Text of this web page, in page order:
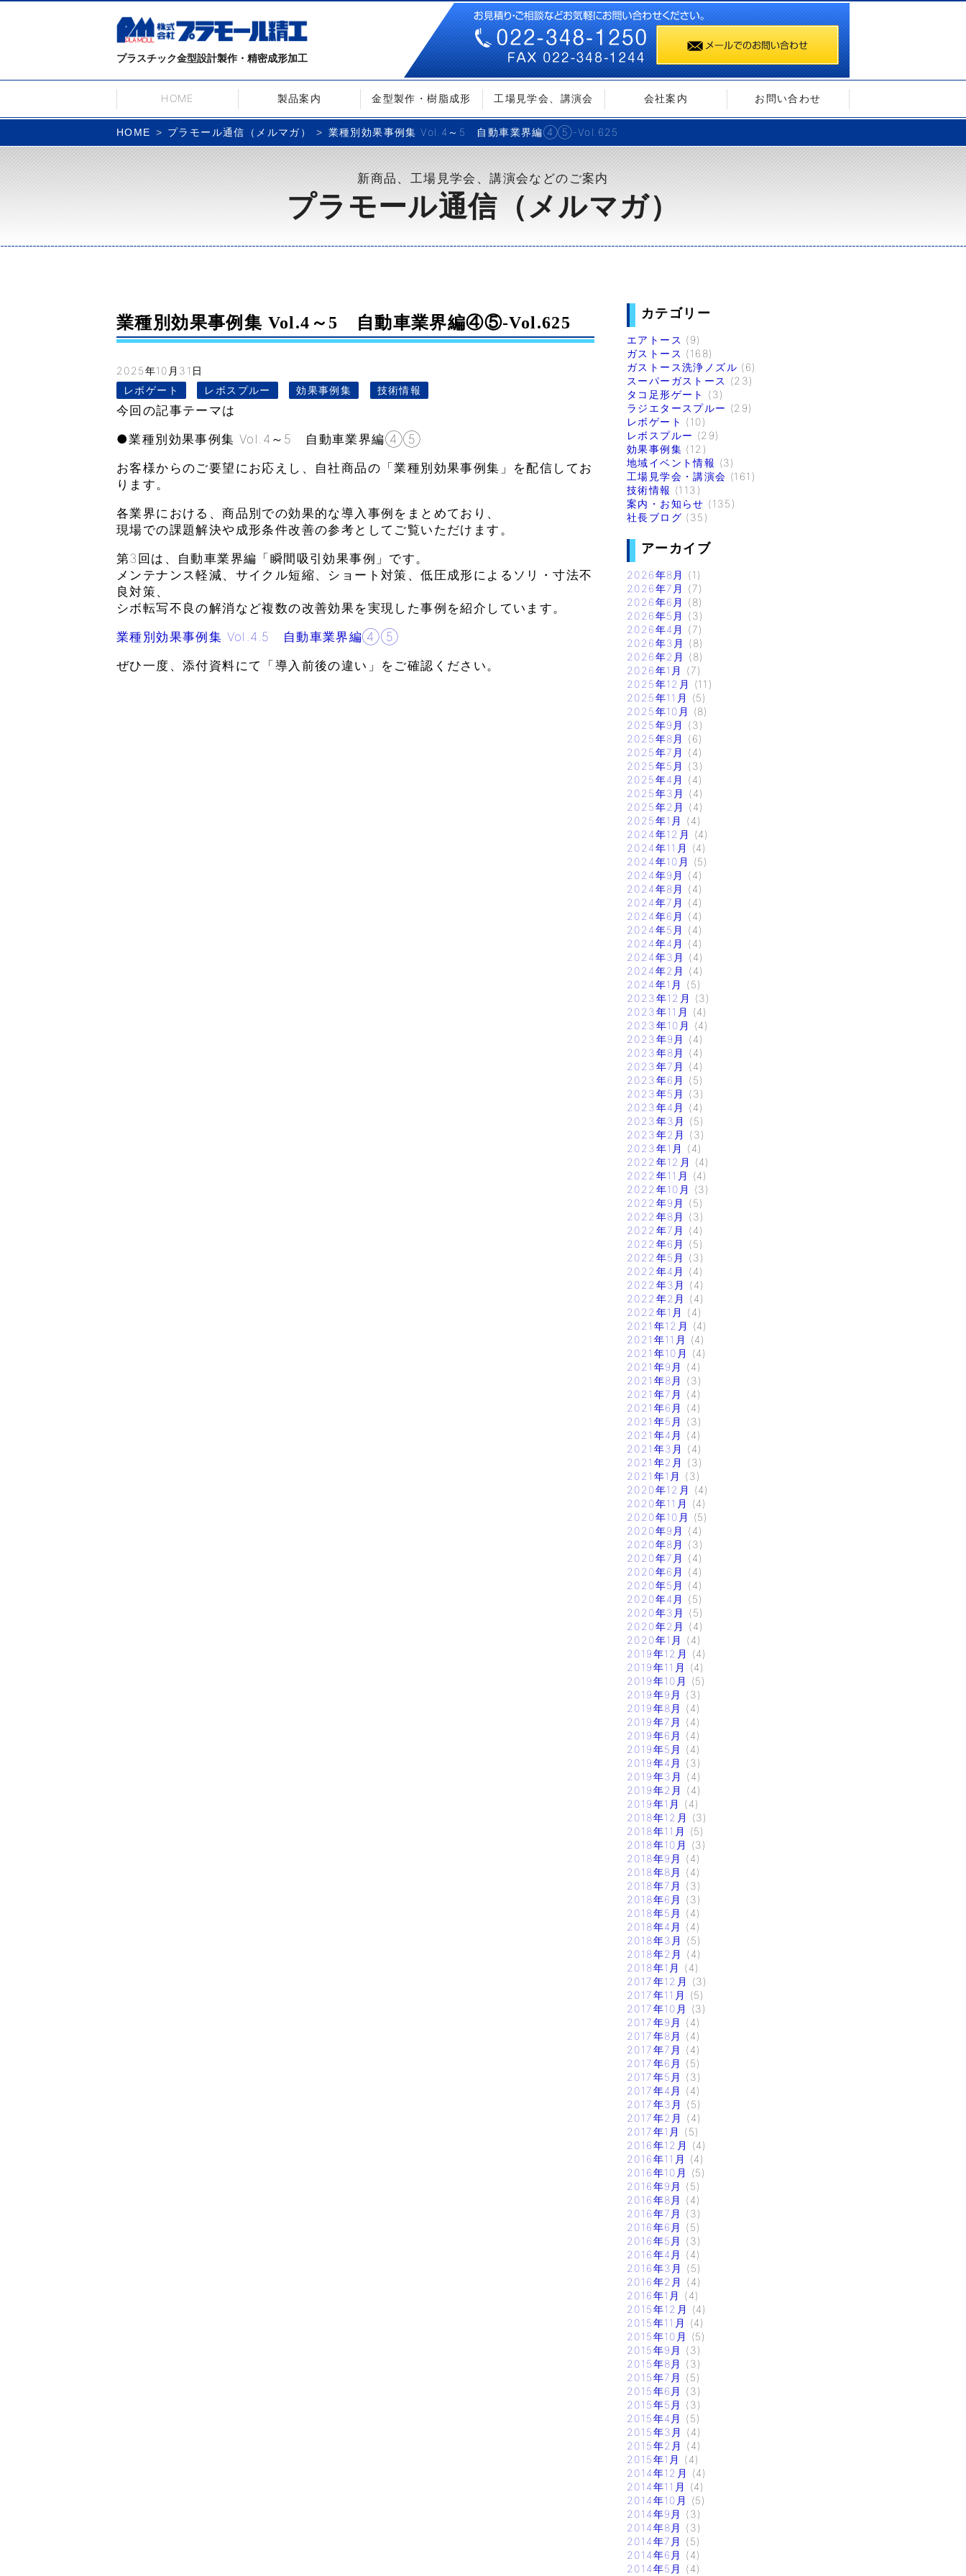
プラスチック金型設計製作・精密成形加工
HOME 製品案内 金型製作・樹脂成形 工場見学会、講演会 会社案内 お問い合わせ
HOME プラモール通信（メルマガ） 業種別効果事例集 Vol.4～5 自動車業界編④⑤-Vol.625
新商品、工場見学会、講演会などのご案内
プラモール通信（メルマガ）
業種別効果事例集 Vol.4～5 自動車業界編④⑤-Vol.625
2025年10月31日
レボゲート
レボスプルー 効果事例集 技術情報
今回の記事テーマは
●業種別効果事例集 Vol.4～5 自動車業界編④⑤
お客様からのご要望にお応えし、自社商品の「業種別効果事例集」を配信してお
ります。
各業界における、商品別での効果的な導入事例をまとめており、
現場での課題解決や成形条件改善の参考としてご覧いただけます。
第3回は、自動車業界編「瞬間吸引効果事例」です。
メンテナンス軽減、サイクル短縮、ショート対策、低圧成形によるソリ・寸法不
良対策、
シボ転写不良の解消など複数の改善効果を実現した事例を紹介しています。
業種別効果事例集 Vol.4.5 自動車業界編④⑤
ぜひ一度、添付資料にて「導入前後の違い」をご確認ください。
カテゴリー
エアトース (9)
ガストース (168)
ガストース洗浄ノズル (6)
スーパーガストース (23)
タコ足形ゲート
(3)
ラジエタースプルー (29)
レボゲート (10)
レボスプルー (29)
効果事例集 (12)
地域イベント情報 (3)
工場見学会・講演会 (161)
技術情報 (113)
案内・お知らせ (135)
社長ブログ (35)
アーカイブ
2026年8月
(1)
2026年7月
(7)
2026年6月
(8)
2026年5月
(3)
2026年4月
(7)
2026年3月
(8)
2026年2月
(8)
2026年1月
(7)
2025年12月
(11)
2025年11月
(5)
2025年10月
(8)
2025年9月
(3)
2025年8月
(6)
2025年7月
(4)
2025年5月
(3)
2025年4月
(4)
2025年3月
(4)
2025年2月
(4)
2025年1月
(4)
2024年12月
(4)
2024年11月
(4)
2024年10月
(5)
2024年9月
(4)
2024年8月
(4)
2024年7月
(4)
2024年6月
(4)
2024年5月
(4)
2024年4月
(4)
2024年3月
(4)
2024年2月
(4)
2024年1月
(5)
2023年12月
(3)
2023年11月
(4)
2023年10月
(4)
2023年9月
(4)
2023年8月
(4)
2023年7月
(4)
2023年6月
(5)
2023年5月
(3)
2023年4月
(4)
2023年3月
(5)
2023年2月
(3)
2023年1月
(4)
2022年12月
(4)
2022年11月
(4)
2022年10月
(3)
2022年9月
(5)
2022年8月
(3)
2022年7月
(4)
2022年6月
(5)
2022年5月
(3)
2022年4月
(4)
2022年3月
(4)
2022年2月
(4)
2022年1月
(4)
2021年12月
(4)
2021年11月
(4)
2021年10月
(4)
2021年9月
(4)
2021年8月
(3)
2021年7月
(4)
2021年6月
(4)
2021年5月
(3)
2021年4月
(4)
2021年3月
(4)
2021年2月
(3)
2021年1月
(3)
2020年12月
(4)
2020年11月
(4)
2020年10月
(5)
2020年9月
(4)
2020年8月
(3)
2020年7月
(4)
2020年6月
(4)
2020年5月
(4)
2020年4月
(5)
2020年3月
(5)
2020年2月
(4)
2020年1月
(4)
2019年12月
(4)
2019年11月
(4)
2019年10月
(5)
2019年9月
(3)
2019年8月
(4)
2019年7月
(4)
2019年6月
(4)
2019年5月
(4)
2019年4月
(3)
2019年3月
(4)
2019年2月
(4)
2019年1月
(4)
2018年12月
(3)
2018年11月
(5)
2018年10月
(3)
2018年9月
(4)
2018年8月
(4)
2018年7月
(3)
2018年6月
(3)
2018年5月
(4)
2018年4月
(4)
2018年3月
(5)
2018年2月
(4)
2018年1月
(4)
2017年12月
(3)
2017年11月
(5)
2017年10月
(3)
2017年9月
(4)
2017年8月
(4)
2017年7月
(4)
2017年6月
(5)
2017年5月
(3)
2017年4月
(4)
2017年3月
(5)
2017年2月
(4)
2017年1月
(5)
2016年12月
(4)
2016年11月
(4)
2016年10月
(5)
2016年9月
(5)
2016年8月
(4)
2016年7月
(3)
2016年6月
(5)
2016年5月
(3)
2016年4月
(4)
2016年3月
(5)
2016年2月
(4)
2016年1月
(4)
2015年12月
(4)
2015年11月
(4)
2015年10月
(5)
2015年9月
(3)
2015年8月
(3)
2015年7月
(5)
2015年6月
(3)
2015年5月
(3)
2015年4月
(5)
2015年3月
(4)
2015年2月
(4)
2015年1月
(4)
2014年12月
(4)
2014年11月
(4)
2014年10月
(5)
2014年9月
(3)
2014年8月
(3)
2014年7月
(5)
2014年6月
(4)
2014年5月
(4)